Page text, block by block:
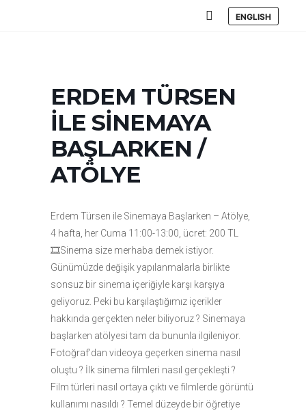
ENGLISH
ERDEM TÜRSEN
İLE SİNEMAYA
BAŞLARKEN /
ATÖLYE
Erdem Türsen ile Sinemaya Başlarken – Atölye,
4 hafta, her Cuma 11:00-13:00, ücret: 200 TL
🎞Sinema size merhaba demek istiyor.
Günümüzde değişik yapılanmalarla birlikte
sonsuz bir sinema içeriğiyle karşı karşıya
geliyoruz. Peki bu karşılaştığımız içerikler
hakkında gerçekten neler biliyoruz ? Sinemaya
başlarken atölyesi tam da bununla ilgileniyor.
Fotoğraf’dan videoya geçerken sinema nasıl
oluştu ? İlk sinema filmleri nasıl gerçekleşti ?
Film türleri nasıl ortaya çıktı ve filmlerde görüntü
kullanımı nasıldı ? Temel düzeyde bir öğretiye